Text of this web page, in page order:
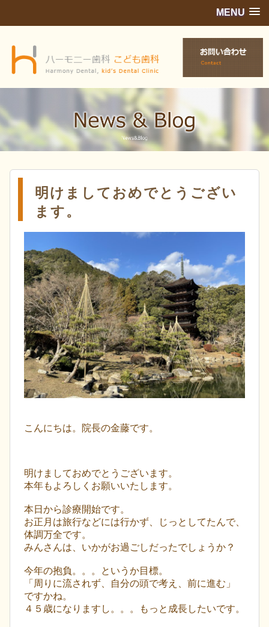
MENU
明けましておめでとうござい
ます。
こんにちは。院長の金藤です。
明けましておめでとうございます。
本年もよろしくお願いいたします。
本日から診療開始です。
お正月は旅行などには行かず、じっとしてたんで、
体調万全です。
みんさんは、いかがお過ごしだったでしょうか？
今年の抱負。。。というか目標。
「周りに流されず、自分の頭で考え、前に進む」
ですかね。
４５歳になりますし。。。もっと成長したいです。